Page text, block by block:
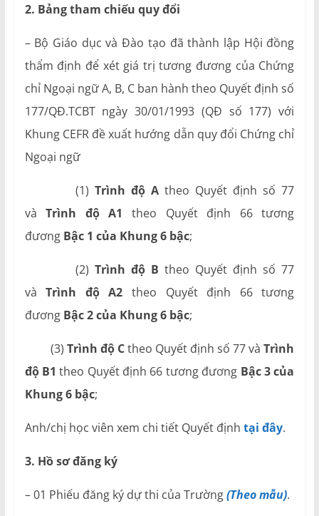
2. Bảng tham chiếu quy đổi
– Bộ Giáo dục và Đào tạo đã thành lập Hội đồng
thẩm định để xét giá trị tương đương của Chứng
chỉ Ngoại ngữ A, B, C ban hành theo Quyết định số
177/QĐ.TCBT ngày 30/01/1993 (QĐ số 177) với
Khung CEFR đề xuất hướng dẫn quy đổi Chứng chỉ
Ngoại ngữ
(1)Trình độ A theo Quyết định số 77
vàTrình độ A1
theo Quyết định 66 tương
đương Bậc 1 của Khung 6 bậc;
(2)Trình độ B theo Quyết định số 77
vàTrình độ A2 theo Quyết định 66 tương
đương Bậc 2 của Khung 6 bậc;
(3) Trình độ Ctheo Quyết định số 77 vàTrình
độ B1 theo Quyết định 66 tương đương Bậc 3 của
Khung 6 bậc;
Anh/chị học viên xem chi tiết Quyết định tại đây.
3. Hồ sơ đăng ký
– 01 Phiếu đăng ký dự thi của Trường(Theo mẫu).